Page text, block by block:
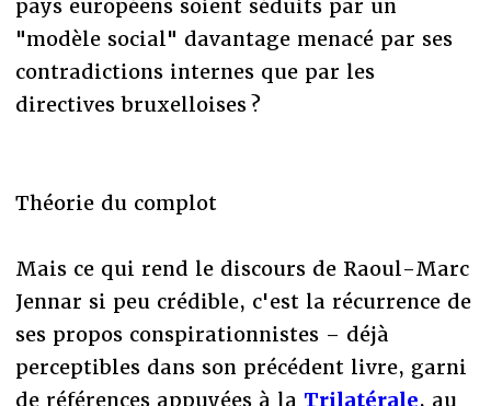
pays européens soient séduits par un
"modèle social" davantage menacé par ses
contradictions internes que par les
directives bruxelloises ?
Théorie du complot
Mais ce qui rend le discours de Raoul-Marc
Jennar si peu crédible, c'est la récurrence de
ses propos conspirationnistes – déjà
perceptibles dans son précédent livre, garni
de références appuyées à la Trilatérale, au